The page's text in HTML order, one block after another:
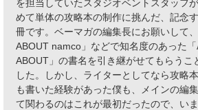
を担当していたスタジオベントスタッフ
めて単体の攻略本の制作に挑んだ、記念
冊です。ベーマガの編集長にお願いして、
ABOUT namco」などで知名度のあった「
ABOUT」の書名を引き継がせてもらうこ
した。しかし、ライターとしてなら攻略
も書いた経験があった僕も、メインの編
て関わるのはこれが最初だったので、い